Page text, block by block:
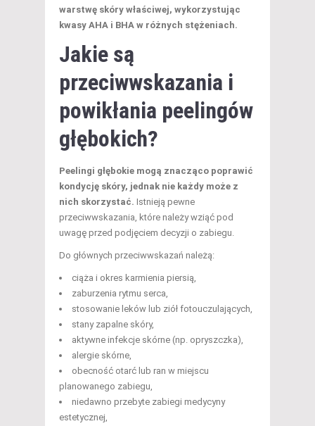
warstwę skóry właściwej, wykorzystując
kwasy AHA i BHA w różnych stężeniach.
Jakie są
przeciwwskazania i
powikłania peelingów
głębokich?
Peelingi głębokie mogą znacząco poprawić
kondycję skóry, jednak nie każdy może z
nich skorzystać. Istnieją pewne
przeciwwskazania, które należy wziąć pod
uwagę przed podjęciem decyzji o zabiegu.
Do głównych przeciwwskazań należą:
ciąża i okres karmienia piersią,
zaburzenia rytmu serca,
stosowanie leków lub ziół fotouczulających,
stany zapalne skóry,
aktywne infekcje skórne (np. opryszczka),
alergie skórne,
obecność otarć lub ran w miejscu
planowanego zabiegu,
niedawno przebyte zabiegi medycyny
estetycznej,